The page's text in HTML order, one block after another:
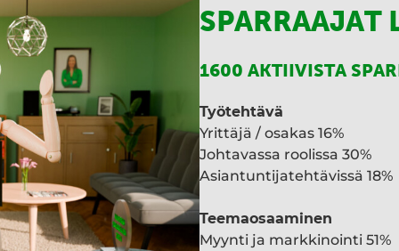
SPARRAAJAT
1600 AKTIIVISTA
Työtehtävä
Yrittäjä / osakas 16%
Johtavassa roolissa 30%
Asiantuntijatehtävissä 18%
Teemaosaaminen
Myynti ja markkinointi 51%